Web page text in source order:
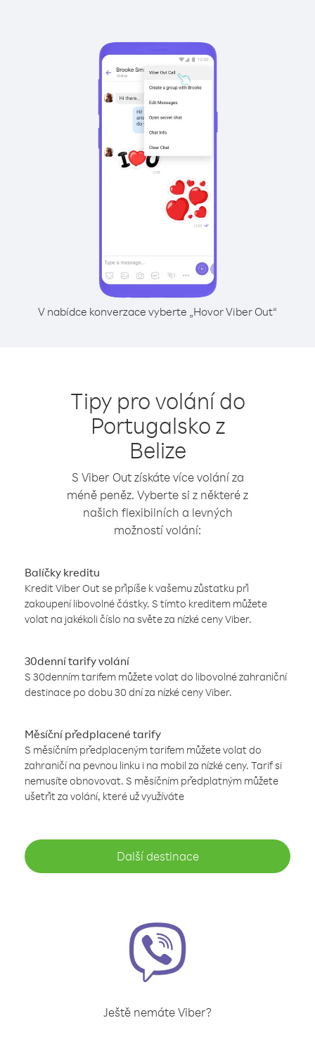
V nabídce konverzace vyberte „Hovor Viber Out“
Tipy pro volání do
Portugalsko z
Belize
S Viber Out získáte více volání za
méně peněz. Vyberte si z některé z
našich flexibilních a levných
možností volání:
Balíčky kreditu
Kredit Viber Out se připíše k vašemu zůstatku při
zakoupení libovolné částky. S tímto kreditem můžete
volat na jakékoli číslo na světe za nízké ceny Viber.
30denní tarify volání
S 30denním tarifem můžete volat do libovolné zahraniční
destinace po dobu 30 dní za nízké ceny Viber.
Měsíční předplacené tarify
S měsíčním předplaceným tarifem můžete volat do
zahraničí na pevnou linku i na mobil za nízké ceny. Tarif si
nemusíte obnovovat. S měsíčním předplatným můžete
ušetřit za volání, které už využíváte
Další destinace
Ještě nemáte Viber?